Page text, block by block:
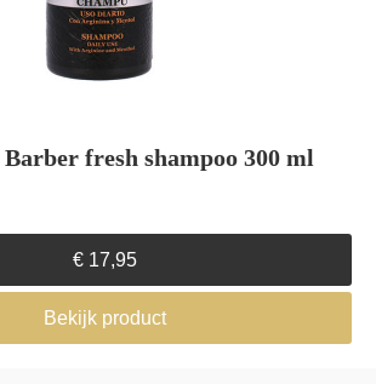
fresh shampoo 300 ml
€17,95
Bekijk product